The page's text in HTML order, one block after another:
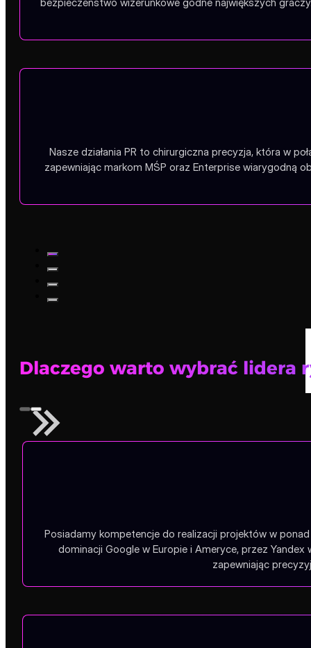
Nasze działania PR to chirurgiczna precyzja, która w
zapewniając markom MŚP oraz Enterprise wiarygodną
Dlaczego warto wybrać lidera
Posiadamy kompetencje do realizacji projektów w
dominacji Google w Europie i Ameryce, przez
zapewniając